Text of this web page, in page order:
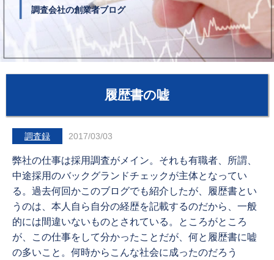
調査会社の創業者ブログ
履歴書の嘘
調査録 2017/03/03
弊社の仕事は採用調査がメイン。それも有職者、所謂、
中途採用のバックグランドチェックが主体となってい
る。過去何回かこのブログでも紹介したが、履歴書とい
うのは、本人自ら自分の経歴を記載するのだから、一般
的には間違いないものとされている。ところがところ
が、この仕事をして分かったことだが、何と履歴書に嘘
の多いこと。何時からこんな社会に成ったのだろう